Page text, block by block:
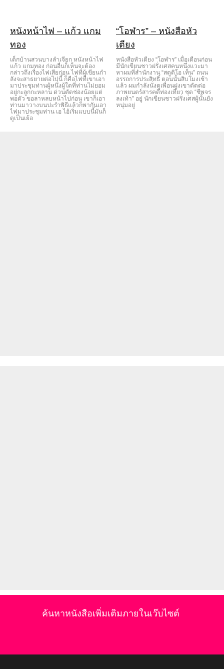
หนังหน้าไฟ – แก้ว แกม
ทอง
เด็กบ้านสวนบางลําเจียก หนังหน้าไฟ
แก้ว แกมทอง ก่อนอื่นก็เห็นจะต้อง
กล่าวถึงเรื่องไฟเสียก่อน ไฟที่ผู้เขียนกํา
ลังจะสาธยายต่อไปนี้ ก็คือไฟที่เขาเอา
มาประชุมท่านผู้หนึ่งผู้ใดที่ท่านไม่ยอม
อยู่กะลูกกะหลาน ด่วนตัดช่องน้อยแต่
พอตัว ขอลาหลบหน้าไปก่อน เขาก็เอา
ท่านมาวางบนปะรําพิธีแล้วก็พากันเอา
ไฟมาประชุมท่าน เอ ไอ้เริ่มแบบนี้มันก็
ดูเป็นเย้อ
“โอฬาร” – หนังสือหัว
เตียง
หนังสือหัวเตียง “โอฬาร” เมื่อเดือนก่อน
มีนักเขียนชาวฝรั่งเศสคนหนึ่งแวะมา
หาผมที่สํานักงาน “สตูดิโอ เท็น” ถนน
อรรถการประสิทธิ์ ตอนนั้นสิบโมงเช้า
แล้ว ผมกําลังนั่งดูเพื่อนฝูงเขาตัดต่อ
ภาพยนตร์สารคดีท่องเที่ยว ชุด “ชีพจร
ลงเท้า” อยู่ นักเขียนชาวฝรั่งเศสผู้นั้นยัง
หนุ่มอยู่
ค้นหาหนังสือเพิ่มเติมภายในเว๊บไซต์